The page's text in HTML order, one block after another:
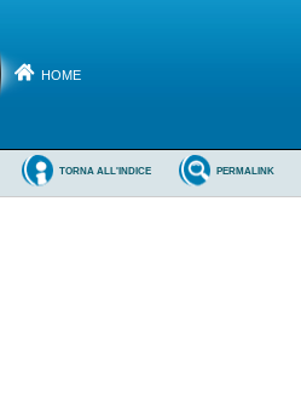
HOME
PERMALINK
TORNA ALL'INDICE